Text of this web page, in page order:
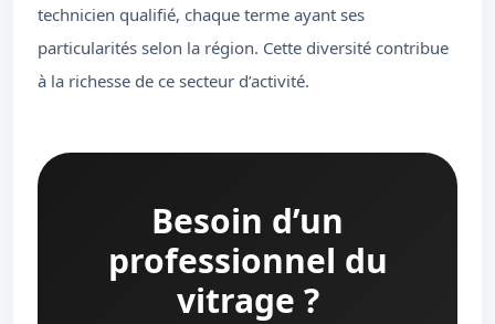
technicien qualifié, chaque terme ayant ses
particularités selon la région. Cette diversité contribue
à la richesse de ce secteur d’activité.
Besoin d’un
professionnel du
vitrage ?